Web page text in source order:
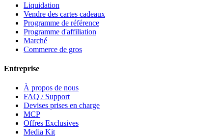
Liquidation
Vendre des cartes cadeaux
Programme de référence
Programme d'affiliation
Marché
Commerce de gros
Entreprise
À propos de nous
FAQ / Support
Devises prises en charge
MCP
Offres Exclusives
Media Kit